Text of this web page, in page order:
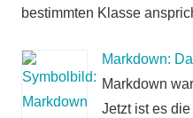
bestimmten Klasse
Markdown:
Markdown
Jetzt ist es